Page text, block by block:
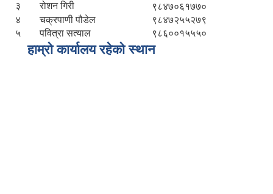
३
रोशन गिरी
९८४७०६१७७०
४
चक्रपाणी पौडेल
९८४७२५५२७९
५
पवित्रा सत्याल ९८६००१५५५०
हाम्रो कार्यालय रहेको स्थान